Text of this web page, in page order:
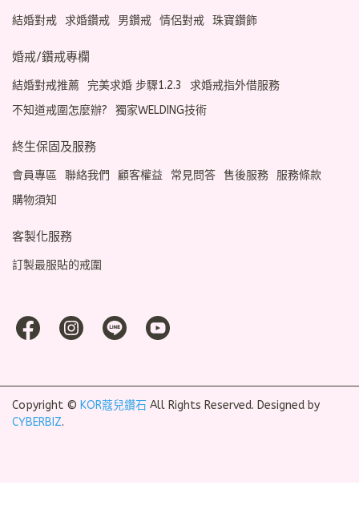
結婚對戒 求婚鑽戒 男鑽戒 情侶對戒 珠寶鑽飾
婚戒/鑽戒專欄
結婚對戒推薦 完美求婚 步驟1.2.3
求婚戒指外借服務
不知道戒圍怎麼辦?
獨家WELDING技術
終生保固及服務
會員專區 聯絡我們 顧客權益 常見問答 售後服務
服務條款
購物須知
客製化服務
訂製最服貼的戒圍
Copyright © KOR蔻兒鑽石 All Rights Reserved. Designed by
CYBERBIZ.